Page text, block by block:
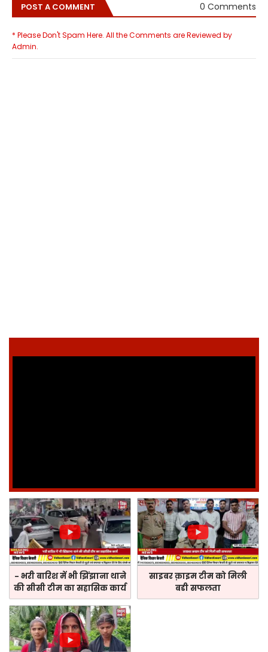
POST A COMMENT 0 Comments
* Please Don't Spam Here. All the Comments are Reviewed by
Admin.
- भरी बारिश में भी झिंझाना थाने
की सीसी टीम का सहासिक कार्य
साइबर क़ाइम टीम को मिली
बडी सफलता